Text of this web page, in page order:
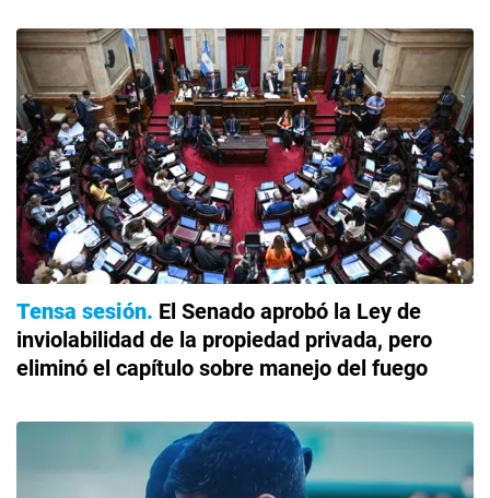
Tensa sesión El Senado aprobó la Ley de
inviolabilidad de la propiedad privada, pero
eliminó el capítulo sobre manejo del fuego